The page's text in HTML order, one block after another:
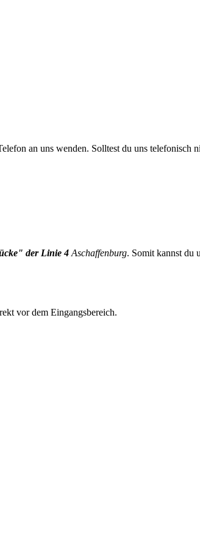
an uns wenden. Solltest du uns
der Linie 4 Aschaffenburg. Somit kannst du
vor dem Eingangsbereich.